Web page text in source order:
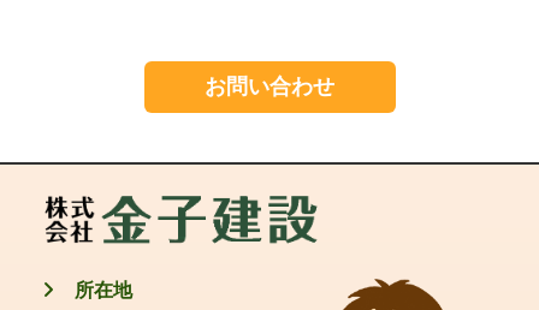
お問い合わせ
所在地